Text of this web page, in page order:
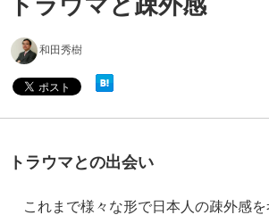
トラウマと疎外感
和田秀樹
トラウマとの出会い
これまで様々な形で日本人の疎外感を